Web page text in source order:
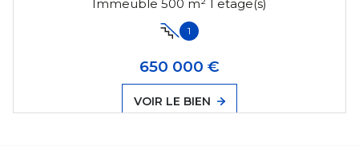
Immeuble 500 m² 1 etage(s)
1
650 000 €
VOIR LE BIEN